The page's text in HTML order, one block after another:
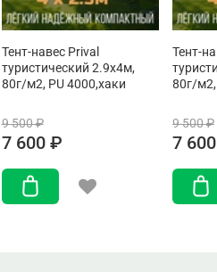
Тент-навес Prival
туристический 2.9х4м,
80г/м2, PU 4000,хаки
9 500 ₽
7 600 ₽
Тент-
80г/
9 500 ₽
7